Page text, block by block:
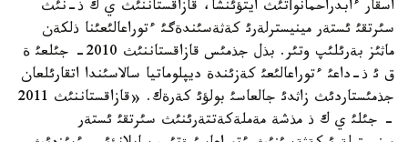
اسقار ءابدراحمانوأتئث ايتؤئنشا، قازاقستاننئث ي ك ذ-نئث
سئرتقئ ئستةر مينيسترلةرئ كةثةسئندةگئ ءتوراعالئعئنا ذلكةن
ماثئز بةرئلئپ وتئر. بذل جذمئس قازاقستاننئث 2010- جئلعئ ة
ق ئ ذ-داعئ ءتوراعالئعئ كةزئندة ديپلوماتيا سالاسئندا اتقارئلعان
جذمئستاردئث زاثدئ جالعاسئ بولؤئ كةرةك. «قازاقستاننئث 2011
- جئلئ ي ك ذ مذشة مةملةكةتتةرئنئث سئرتقئ ئستةر